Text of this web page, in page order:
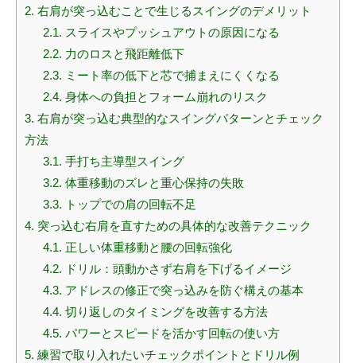
2. 右肩が突っ込むことで生じるスイングのデメリット
2.1. スライスやプッシュアウトの原因になる
2.2. 力のロスと飛距離低下
2.3. ミート率の低下と芯で捕まえにくくなる
2.4. 身体への負担とフォーム崩れのリスク
3. 右肩が突っ込む典型的なスイングパターンとチェック
方法
3.1. 手打ち主導型スイング
3.2. 体重移動のズレと重心保持の失敗
3.3. トップでの肩の回転不足
4. 突っ込む右肩を直すための具体的な改善テクニック
4.1. 正しい体重移動と腰の回転強化
4.2. ドリル：頭動かさず右肩を下げるイメージ
4.3. アドレスの修正で突っ込みを防ぐ構えの基本
4.4. 切り返しのタイミングを改善する方法
4.5. パワーとスピードを活かす回転の使い方
5. 練習で取り入れたいチェックポイントとドリル例